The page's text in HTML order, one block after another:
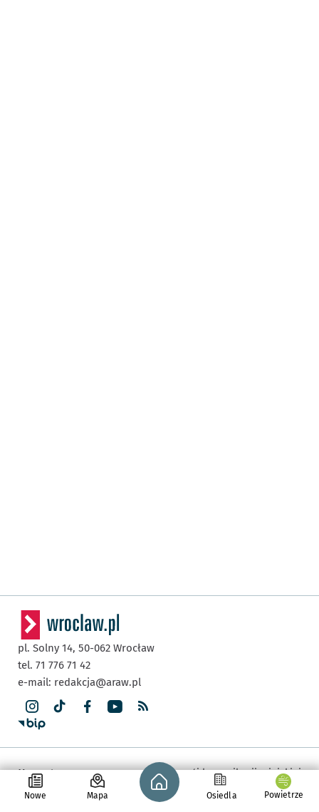
Nowe Mapa
Strona główna - wroclaw.pl
Osiedla Powietrze
pl. Solny 14, 50-062 Wrocław
tel. 71 776 71 42
e-mail: redakcja@araw.pl
Mapa strony
Aktualności
Rozwój komunikacji miejskiej
Wrocław się zmienia